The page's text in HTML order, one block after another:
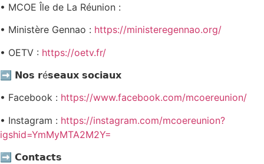
• MCOE Île de La Réunion :
• Ministère Gennao : https://ministeregennao.org/
• OETV : https://oetv.fr/
➡️ 𝗡𝗼𝘀 𝗿é𝘀𝗲𝗮𝘂𝘅 𝘀𝗼𝗰𝗶𝗮𝘂𝘅
• Facebook : https://www.facebook.com/mcoereunion/
• Instagram : https://instagram.com/mcoereunion?
igshid=YmMyMTA2M2Y=
➡️ 𝗖𝗼𝗻𝘁𝗮𝗰𝘁𝘀